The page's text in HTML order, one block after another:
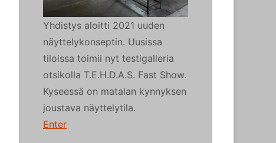
Yhdistys aloitti 2021 uuden
näyttelykonseptin. Uusissa
tiloissa toimii nyt testigalleria
otsikolla T.E.H.D.A.S. Fast Show.
Kyseessä on matalan kynnyksen
joustava näyttelytila.
Enter